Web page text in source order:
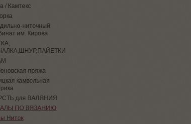
/ Камтекс
ниточный
им. Кирова
пряжа
камвольная
для ВАЛЯНИЯ
ПО ВЯЗАНИЮ
Ниток